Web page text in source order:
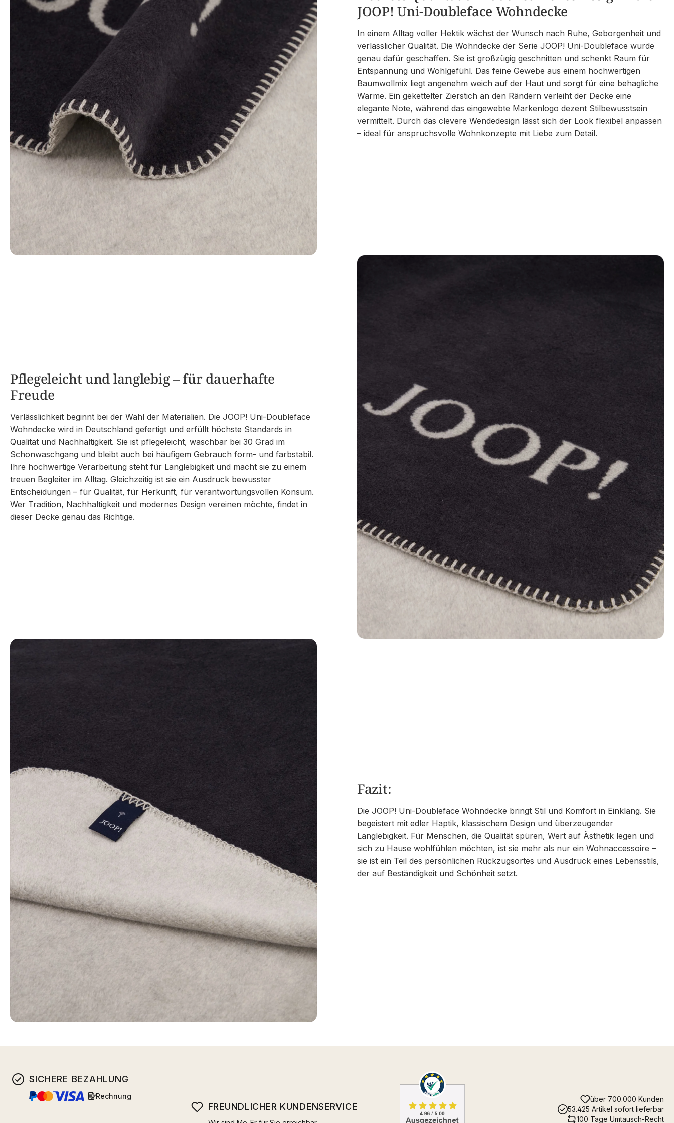
JOOP! Uni-Doubleface Wohndecke
In einem Alltag voller Hektik wächst der Wunsch nach Ruhe, Geborgenheit und
verlässlicher Qualität. Die Wohndecke der Serie JOOP! Uni-Doubleface wurde
genau dafür geschaffen. Sie ist großzügig geschnitten und schenkt Raum für
Entspannung und Wohlgefühl. Das feine Gewebe aus einem hochwertigen
Baumwollmix liegt angenehm weich auf der Haut und sorgt für eine behagliche
Wärme. Ein gekettelter Zierstich an den Rändern verleiht der Decke eine
elegante Note, während das eingewebte Markenlogo dezent Stilbewusstsein
vermittelt. Durch das clevere Wendedesign lässt sich der Look flexibel anpassen
– ideal für anspruchsvolle Wohnkonzepte mit Liebe zum Detail.
Pflegeleicht und langlebig – für dauerhafte
Freude
Verlässlichkeit beginnt bei der Wahl der Materialien. Die JOOP! Uni-Doubleface
Wohndecke wird in Deutschland gefertigt und erfüllt höchste Standards in
Qualität und Nachhaltigkeit. Sie ist pflegeleicht, waschbar bei 30 Grad im
Schonwaschgang und bleibt auch bei häufigem Gebrauch form- und farbstabil.
Ihre hochwertige Verarbeitung steht für Langlebigkeit und macht sie zu einem
treuen Begleiter im Alltag. Gleichzeitig ist sie ein Ausdruck bewusster
Entscheidungen – für Qualität, für Herkunft, für verantwortungsvollen Konsum.
Wer Tradition, Nachhaltigkeit und modernes Design vereinen möchte, findet in
dieser Decke genau das Richtige.
Fazit:
Die JOOP! Uni-Doubleface Wohndecke bringt Stil und Komfort in Einklang. Sie
begeistert mit edler Haptik, klassischem Design und überzeugender
Langlebigkeit. Für Menschen, die Qualität spüren, Wert auf Ästhetik legen und
sich zu Hause wohlfühlen möchten, ist sie mehr als nur ein Wohnaccessoire –
sie ist ein Teil des persönlichen Rückzugsortes und Ausdruck eines Lebensstils,
der auf Beständigkeit und Schönheit setzt.
SICHERE BEZAHLUNG
Rechnung
FREUNDLICHER KUNDENSERVICE
über 700.000 Kunden
53.425 Artikel sofort lieferbar
100 Tage Umtausch-Recht